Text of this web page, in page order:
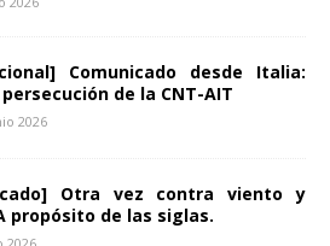
Comunicado desde Italia:
de la CNT-AIT
2026
Otra vez contra viento y
propósito de las siglas.